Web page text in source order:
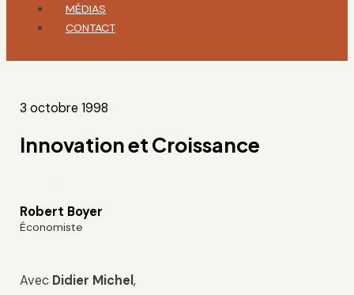
MÉDIAS
CONTACT
3 octobre 1998
Innovation et Croissance
Robert Boyer
Économiste
Avec Didier Michel,